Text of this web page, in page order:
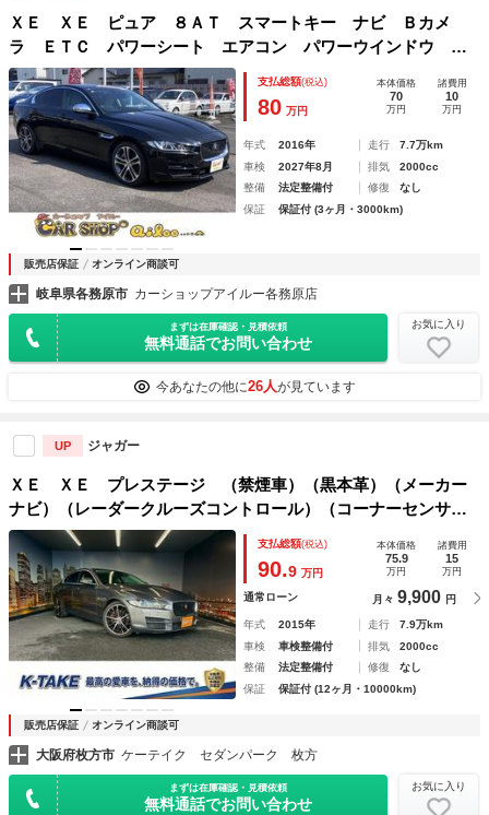
ＸＥ ＸＥ ピュア ８ＡＴ スマートキー ナビ Ｂカメ
ラ ＥＴＣ パワーシート エアコン パワーウインドウ パ
ワーステアリング ＨＩＤライト アルミホイール クルーズ
コントロール ＡＢＳ 衝突軽減 レーンキープアシスト
支払総額(税込)
80 万円
本体価格
70
万円
諸費用
10
万円
年式 2016年 走行
7.7万km
車検
2027年8月 排気
2000cc
整備
法定整備付 修復
なし
保証
保証付 (3ヶ月・3000km)
販売店保証 オンライン商談可
岐阜県各務原市 カーショップアイルー各務原店
まずは在庫確認・見積依頼
無料通話でお問い合わせ
お気に入り
今あなたの他に26人が見ています
UP ジャガー
ＸＥ ＸＥ プレステージ （禁煙車）（黒本革）（メーカー
ナビ）（レーダークルーズコントロール）（コーナーセンサ）
（パワーシート）（パドルシフト）（ＬＥＤヘッドライト）
（バックカメラ）（Ｂｌｕｅｔｏｏｔｈ）（純正１９インチＡ
Ｗ）
支払総額(税込)
90.9 万円
本体価格
75.9
万円
諸費用
15
万円
通常ローン 月々 9,900 円
年式 2015年 走行
7.9万km
車検
車検整備付 排気
2000cc
整備
法定整備付 修復
なし
保証
保証付 (12ヶ月・10000km)
販売店保証 オンライン商談可
大阪府枚方市 ケーテイク セダンパーク 枚方
まずは在庫確認・見積依頼
無料通話でお問い合わせ
お気に入り